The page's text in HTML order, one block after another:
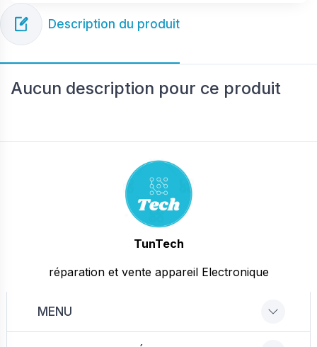
Description du produit
Aucun description pour ce produit
TunTech
réparation et vente appareil Electronique
MENU